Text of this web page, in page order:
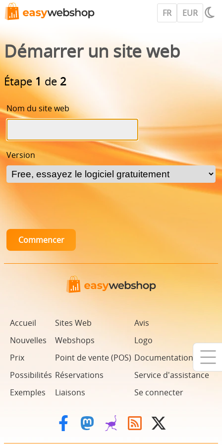
FR EUR
Démarrer un site web
Étape1de 2
Nom du site web
Version
Accueil
Nouvelles
Prix
Possibilités
Exemples
Sites Web
Webshops
Point de vente (POS)
Réservations
Liaisons
Avis
Logo
Documentation
Service d'assistance
Se connecter